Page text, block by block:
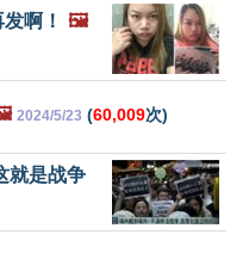
啊！
🖼️
2024/5/23 (60,009次)
就是战争